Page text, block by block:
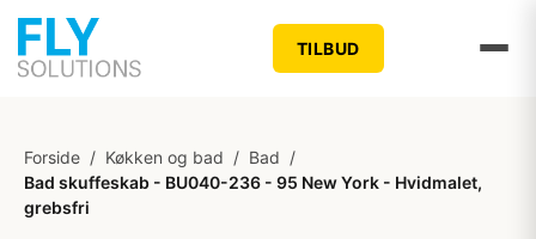
TILBUD
Forside / Køkken og bad / Bad /
Bad skuffeskab - BU040-236 - 95 New York - Hvidmalet,
grebsfri